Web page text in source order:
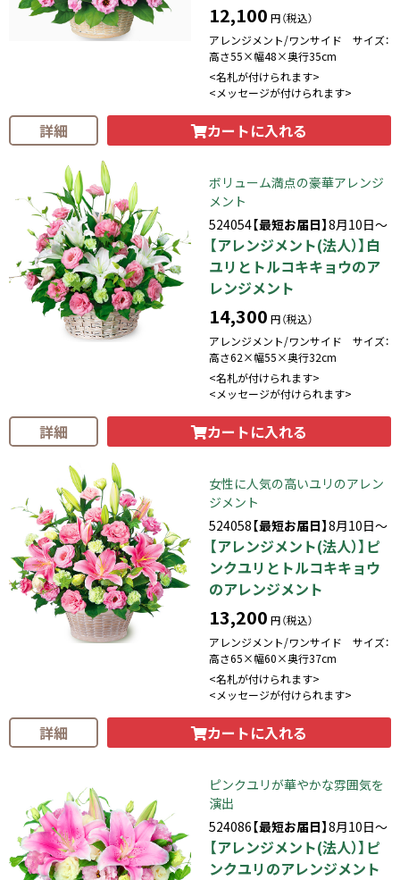
12,100 円（税込）
アレンジメント/ワンサイド サイズ：
高さ55×幅48×奥行35cm
<名札が付けられます>
<メッセージが付けられます>
詳細 カートに入れる
ボリューム満点の豪華アレンジ
メント
524054【最短お届日】8月10日～
【アレンジメント(法人）】白
ユリとトルコキキョウのア
レンジメント
14,300 円（税込）
アレンジメント/ワンサイド サイズ：
高さ62×幅55×奥行32cm
<名札が付けられます>
<メッセージが付けられます>
詳細 カートに入れる
女性に人気の高いユリのアレン
ジメント
524058【最短お届日】8月10日～
【アレンジメント(法人）】ピ
ンクユリとトルコキキョウ
のアレンジメント
13,200 円（税込）
アレンジメント/ワンサイド サイズ：
高さ65×幅60×奥行37cm
<名札が付けられます>
<メッセージが付けられます>
詳細 カートに入れる
ピンクユリが華やかな雰囲気を
演出
524086【最短お届日】8月10日～
【アレンジメント(法人）】ピ
ンクユリのアレンジメント